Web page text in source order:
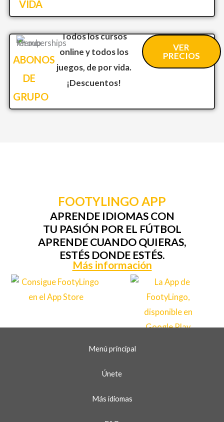
VIDA
ABONOS
DE
GRUPO
Todos los cursos
online y todos los
juegos, de por vida.
¡Descuentos!
VER
PRECIOS
FOOTYLINGO APP
APRENDE IDIOMAS CON
TU PASIÓN POR EL FÚTBOL
APRENDE CUANDO QUIERAS,
ESTÉS DONDE ESTÉS.
Más información
Menú principal
Únete
Más idiomas